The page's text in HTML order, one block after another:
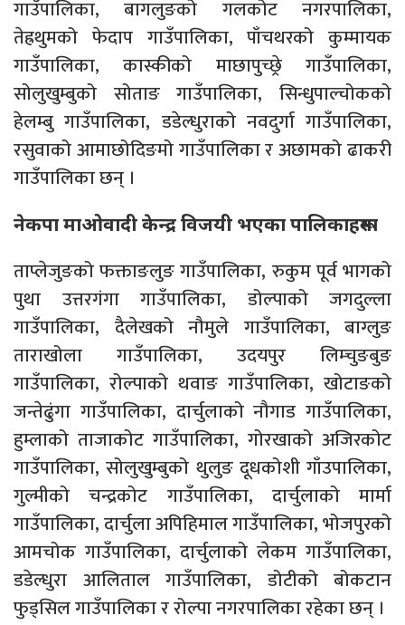
गाउँपालिका, बागलुङको गलकोट नगरपालिका,
तेह्रथुमको फेदाप गाउँपालिका, पाँचथरको कुम्मायक
गाउँपालिका, कास्कीको माछापुच्छ्रे गाउँपालिका,
सोलुखुम्बुको सोताङ गाउँपालिका, सिन्धुपाल्चोकको
हेलम्बु गाउँपालिका, डडेल्धुराको नवदुर्गा गाउँपालिका,
रसुवाको आमाछोदिङमो गाउँपालिका र अछामको ढाकरी
गाउँपालिका छन् ।
नेकपा माओवादी केन्द्र विजयी भएका पालिकाहरूमा
ताप्लेजुङको फक्ताङलुङ गाउँपालिका, रुकुम पूर्व भागको
पुथा उत्तरगंगा गाउँपालिका, डोल्पाको जगदुल्ला
गाउँपालिका, दैलेखको नौमुले गाउँपालिका, बाग्लुङ
ताराखोला गाउँपालिका, उदयपुर लिम्चुङबुङ
गाउँपालिका, रोल्पाको थवाङ गाउँपालिका, खोटाङको
जन्तेढुंगा गाउँपालिका, दार्चुलाको नौगाड गाउँपालिका,
हुम्लाको ताजाकोट गाउँपालिका, गोरखाको अजिरकोट
गाउँपालिका, सोलुखुम्बुको थुलुङ दूधकोशी गाँउपालिका,
गुल्मीको चन्द्रकोट गाउँपालिका, दार्चुलाको मार्मा
गाउँपालिका, दार्चुला अपिहिमाल गाउँपालिका, भोजपुरको
आमचोक गाउँपालिका, दार्चुलाको लेकम गाउँपालिका,
डडेल्धुरा आलिताल गाउँपालिका, डोटीको बोकटान
फुड्सिल गाउँपालिका र रोल्पा नगरपालिका रहेका छन् ।